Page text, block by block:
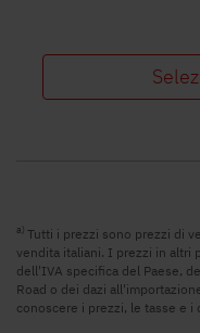
a) Tutti i prezzi sono prezzi di
vendita italiani. I prezzi in altri
dell'IVA specifica del Paese,
Road o dei dazi
conoscere i prezzi, le tasse e i